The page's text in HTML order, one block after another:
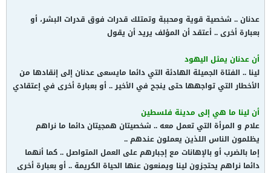
عدنان .. شخصية قوية ومحببة وتمتلك قدرات فوق قدرات البشر، أو
بعبارة أخرى .. أعتقد أن المؤلف يريد أن يقول
أن عدنان يمثل اليهود
لينا .. الفتاة الجميلة الهادئة التي دائما مايسعى عدنان إلى إنقادها من
الأخطار التي تواجهها حتى ينجح في الأخير .. أو بعبارة أخرى في إعتقادي
أن لينا ما هي إلى مدينة فلسطين
علام و المرأة التي تعمل معه .. شخصيتان همجيتان دائما ما نراهم
يظلمون الناس اللذين يعملون عندهم ..
إما بالضرب أو بالإهانات مع إجبارهم على العمل المتواصل .. كما أنهما
دائما نراهم يحتجزون لينا ويمنعون عنها الحياة الكريمة .. أو بعبارة أخرى